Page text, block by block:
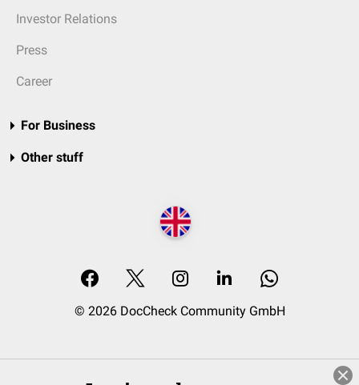
Investor Relations
Press
Career
For Business
Other stuff
© 2026 DocCheck Community GmbH